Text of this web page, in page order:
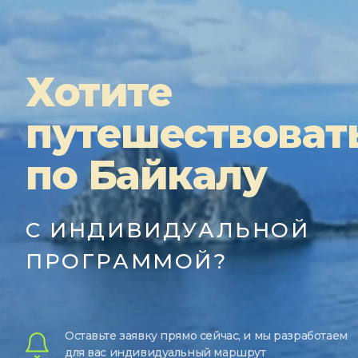
Хотите
по Байкалу
С ИНДИВИДУАЛЬНОЙ
ПРОГРАММОЙ?
Оставьте заявку прямо сейчас, и мы разработаем
для вас индивидуальный маршрут